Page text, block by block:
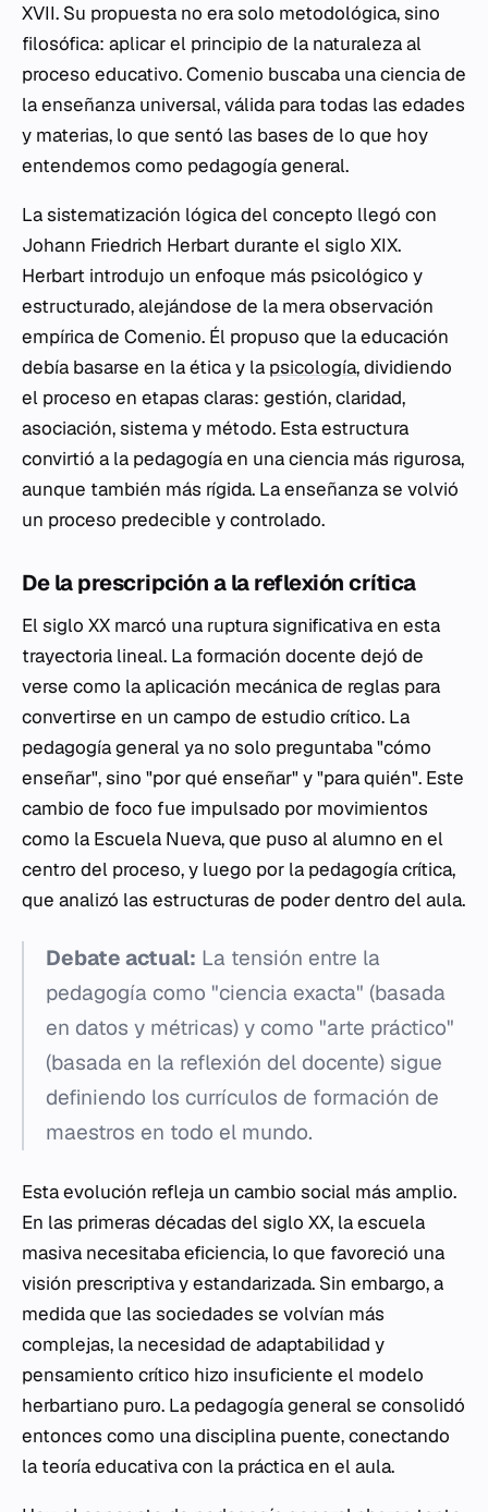
XVII. Su propuesta no era solo metodológica, sino
filosófica: aplicar el principio de la naturaleza al
proceso educativo. Comenio buscaba una ciencia de
la enseñanza universal, válida para todas las edades
y materias, lo que sentó las bases de lo que hoy
entendemos como pedagogía general.
La sistematización lógica del concepto llegó con
Johann Friedrich Herbart durante el siglo XIX.
Herbart introdujo un enfoque más psicológico y
estructurado, alejándose de la mera observación
empírica de Comenio. Él propuso que la educación
debía basarse en la ética y la psicología, dividiendo
el proceso en etapas claras: gestión, claridad,
asociación, sistema y método. Esta estructura
convirtió a la pedagogía en una ciencia más rigurosa,
aunque también más rígida. La enseñanza se volvió
un proceso predecible y controlado.
De la prescripción a la reflexión crítica
El siglo XX marcó una ruptura significativa en esta
trayectoria lineal. La formación docente dejó de
verse como la aplicación mecánica de reglas para
convertirse en un campo de estudio crítico. La
pedagogía general ya no solo preguntaba "cómo
enseñar", sino "por qué enseñar" y "para quién". Este
cambio de foco fue impulsado por movimientos
como la Escuela Nueva, que puso al alumno en el
centro del proceso, y luego por la pedagogía crítica,
que analizó las estructuras de poder dentro del aula.
Debate actual: La tensión entre la
pedagogía como "ciencia exacta" (basada
en datos y métricas) y como "arte práctico"
(basada en la reflexión del docente) sigue
definiendo los currículos de formación de
maestros en todo el mundo.
Esta evolución refleja un cambio social más amplio.
En las primeras décadas del siglo XX, la escuela
masiva necesitaba eficiencia, lo que favoreció una
visión prescriptiva y estandarizada. Sin embargo, a
medida que las sociedades se volvían más
complejas, la necesidad de adaptabilidad y
pensamiento crítico hizo insuficiente el modelo
herbartiano puro. La pedagogía general se consolidó
entonces como una disciplina puente, conectando
la teoría educativa con la práctica en el aula.